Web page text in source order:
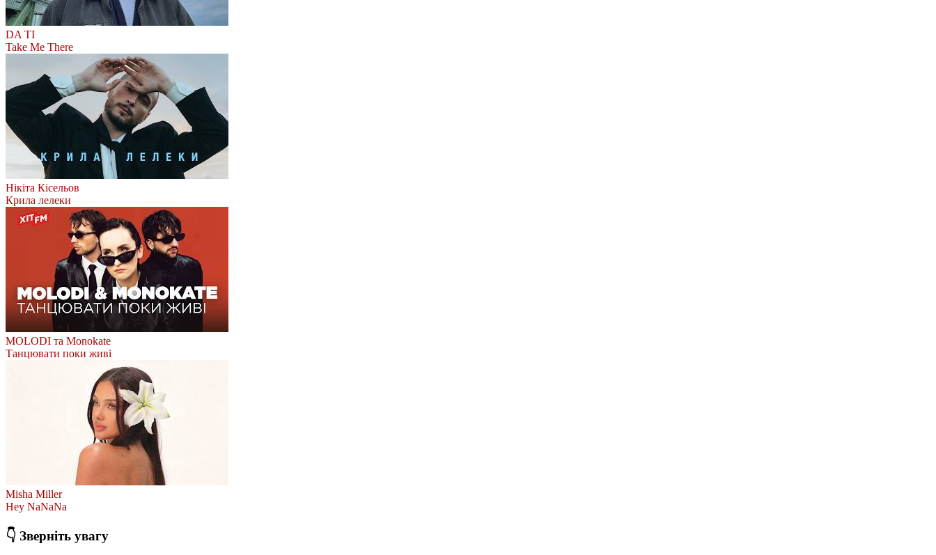
DA TI
Take Me There
Нікіта Кісельов
Крила лелеки
MOLODI та Monokate
Танцювати поки живі
Misha Miller
Hey NaNaNa
👇 Зверніть увагу